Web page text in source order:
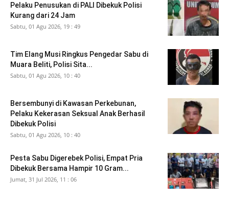
Pelaku Penusukan di PALI Dibekuk Polisi
Kurang dari 24 Jam
Sabtu, 01 Agu 2026, 19 : 49
Tim Elang Musi Ringkus Pengedar Sabu di
Muara Beliti, Polisi Sita...
Sabtu, 01 Agu 2026, 10 : 40
Bersembunyi di Kawasan Perkebunan,
Pelaku Kekerasan Seksual Anak Berhasil
Dibekuk Polisi
Sabtu, 01 Agu 2026, 10 : 40
Pesta Sabu Digerebek Polisi, Empat Pria
Dibekuk Bersama Hampir 10 Gram...
Jumat, 31 Jul 2026, 11 : 06